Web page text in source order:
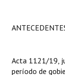
Acta 1121/19,
período de